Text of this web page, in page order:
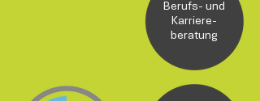
Berufs- und
Karriere-
beratung